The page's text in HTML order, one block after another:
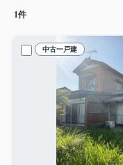
1件
中古一戸建